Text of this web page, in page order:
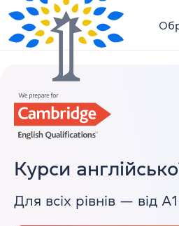
Курси
Для всіх рівнів — від